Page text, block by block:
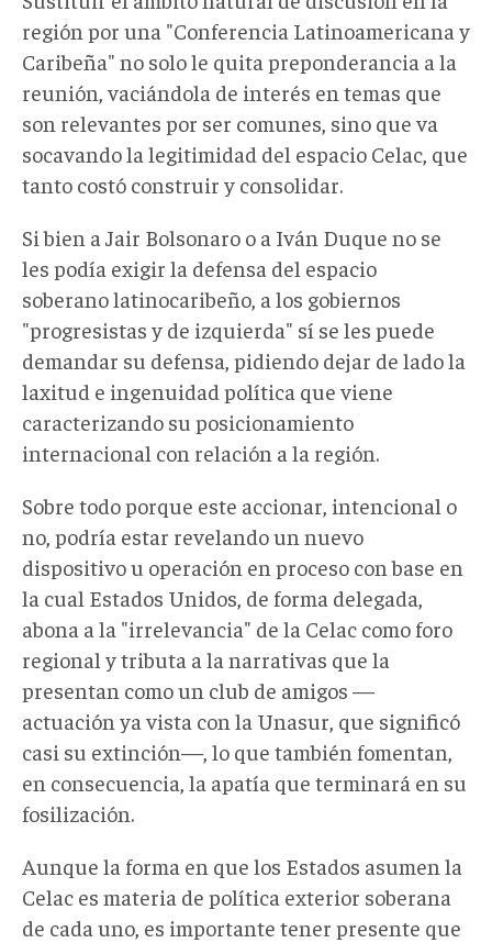
región por una "Conferencia Latinoamericana y
Caribeña" no solo le quita preponderancia a la
reunión, vaciándola de interés en temas que
son relevantes por ser comunes, sino que va
socavando la legitimidad del espacio Celac, que
tanto costó construir y consolidar.
Si bien a Jair Bolsonaro o a Iván Duque no se
les podía exigir la defensa del espacio
soberano latinocaribeño, a los gobiernos
"progresistas y de izquierda" sí se les puede
demandar su defensa, pidiendo dejar de lado la
laxitud e ingenuidad política que viene
caracterizando su posicionamiento
internacional con relación a la región.
Sobre todo porque este accionar, intencional o
no, podría estar revelando un nuevo
dispositivo u operación en proceso con base en
la cual Estados Unidos, de forma delegada,
abona a la "irrelevancia" de la Celac como foro
regional y tributa a la narrativas que la
presentan como un club de amigos —
actuación ya vista con la Unasur, que significó
casi su extinción—, lo que también fomentan,
en consecuencia, la apatía que terminará en su
fosilización.
Aunque la forma en que los Estados asumen la
Celac es materia de política exterior soberana
de cada uno, es importante tener presente que